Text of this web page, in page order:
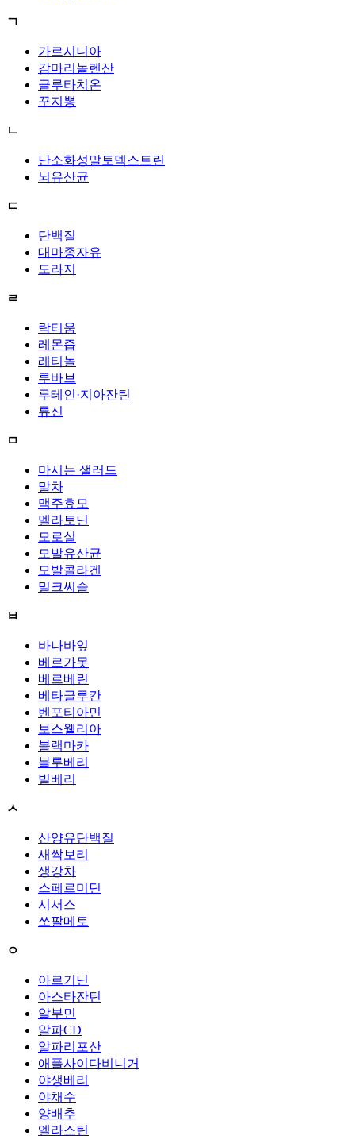
ㄱ
가르시니아
감마리놀렌산
글루타치온
꾸지뽕
ㄴ
난소화성말토덱스트린
뇌유산균
ㄷ
단백질
대마종자유
도라지
ㄹ
락티움
레몬즙
레티놀
루바브
루테인·지아잔틴
류신
ㅁ
마시는 샐러드
말차
맥주효모
멜라토닌
모로실
모발유산균
모발콜라겐
밀크씨슬
ㅂ
바나바잎
베르가못
베르베린
베타글루칸
벤포티아민
보스웰리아
블랙마카
블루베리
빌베리
ㅅ
산양유단백질
새싹보리
생강차
스페르미딘
시서스
쏘팔메토
ㅇ
아르기닌
아스타잔틴
알부민
알파CD
알파리포산
애플사이다비니거
야생베리
야채수
양배추
엘라스틴